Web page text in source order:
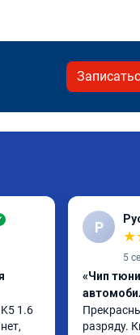
1.6
Р
★
5
«Чип
разряду.